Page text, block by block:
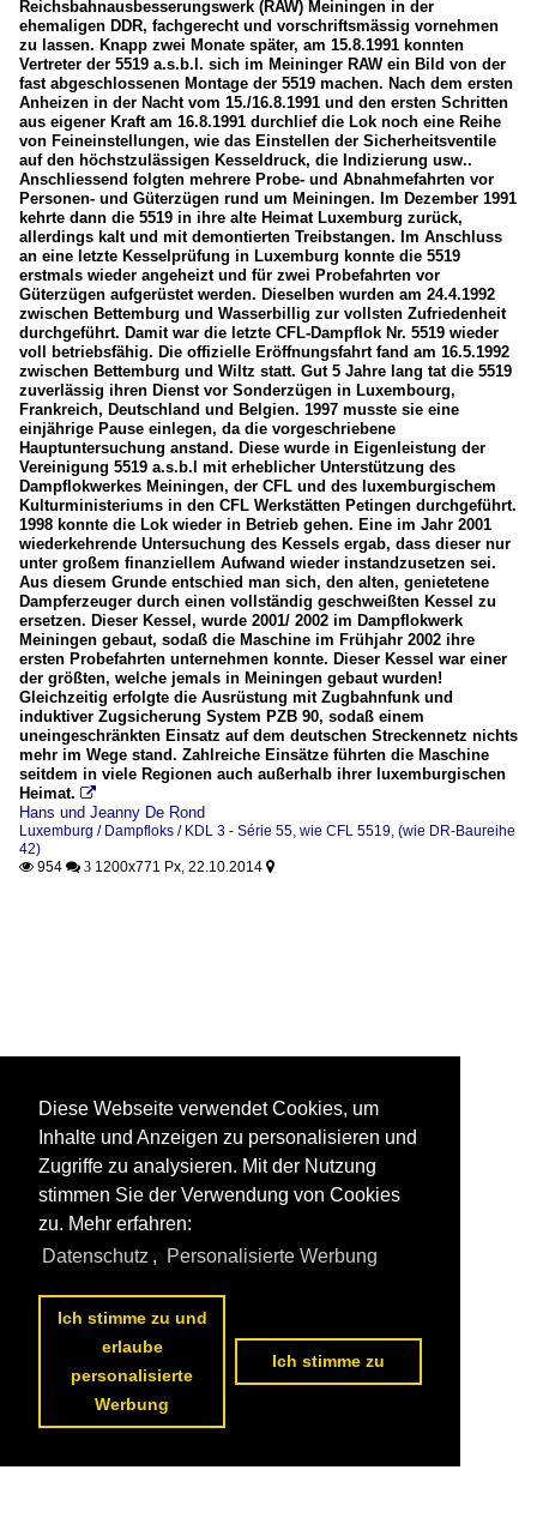
Reichsbahnausbesserungswerk (RAW) Meiningen in der
ehemaligen DDR, fachgerecht und vorschriftsmässig vornehmen
zu lassen. Knapp zwei Monate später, am 15.8.1991 konnten
Vertreter der 5519 a.s.b.l. sich im Meininger RAW ein Bild von der
fast abgeschlossenen Montage der 5519 machen. Nach dem ersten
Anheizen in der Nacht vom 15./16.8.1991 und den ersten Schritten
aus eigener Kraft am 16.8.1991 durchlief die Lok noch eine Reihe
von Feineinstellungen, wie das Einstellen der Sicherheitsventile
auf den höchstzulässigen Kesseldruck, die Indizierung usw..
Anschliessend folgten mehrere Probe- und Abnahmefahrten vor
Personen- und Güterzügen rund um Meiningen. Im Dezember 1991
kehrte dann die 5519 in ihre alte Heimat Luxemburg zurück,
allerdings kalt und mit demontierten Treibstangen. Im Anschluss
an eine letzte Kesselprüfung in Luxemburg konnte die 5519
erstmals wieder angeheizt und für zwei Probefahrten vor
Güterzügen aufgerüstet werden. Dieselben wurden am 24.4.1992
zwischen Bettemburg und Wasserbillig zur vollsten Zufriedenheit
durchgeführt. Damit war die letzte CFL-Dampflok Nr. 5519 wieder
voll betriebsfähig. Die offizielle Eröffnungsfahrt fand am 16.5.1992
zwischen Bettemburg und Wiltz statt. Gut 5 Jahre lang tat die 5519
zuverlässig ihren Dienst vor Sonderzügen in Luxembourg,
Frankreich, Deutschland und Belgien. 1997 musste sie eine
einjährige Pause einlegen, da die vorgeschriebene
Hauptuntersuchung anstand. Diese wurde in Eigenleistung der
Vereinigung 5519 a.s.b.l mit erheblicher Unterstützung des
Dampflokwerkes Meiningen, der CFL und des luxemburgischem
Kulturministeriums in den CFL Werkstätten Petingen durchgeführt.
1998 konnte die Lok wieder in Betrieb gehen. Eine im Jahr 2001
wiederkehrende Untersuchung des Kessels ergab, dass dieser nur
unter großem finanziellem Aufwand wieder instandzusetzen sei.
Aus diesem Grunde entschied man sich, den alten, genietetene
Dampferzeuger durch einen vollständig geschweißten Kessel zu
ersetzen. Dieser Kessel, wurde 2001/ 2002 im Dampflokwerk
Meiningen gebaut, sodaß die Maschine im Frühjahr 2002 ihre
ersten Probefahrten unternehmen konnte. Dieser Kessel war einer
der größten, welche jemals in Meiningen gebaut wurden!
Gleichzeitig erfolgte die Ausrüstung mit Zugbahnfunk und
induktiver Zugsicherung System PZB 90, sodaß einem
uneingeschränkten Einsatz auf dem deutschen Streckennetz nichts
mehr im Wege stand. Zahlreiche Einsätze führten die Maschine
seitdem in viele Regionen auch außerhalb ihrer luxemburgischen
Heimat. 
Hans und Jeanny De Rond
Luxemburg / Dampfloks / KDL 3 - Série 55, wie CFL 5519, (wie DR-Baureihe
42)
 954  3 1200x771 Px, 22.10.2014 
Diese Webseite verwendet Cookies, um
Inhalte und Anzeigen zu personalisieren und
Zugriffe zu analysieren. Mit der Nutzung
stimmen Sie der Verwendung von Cookies
zu. Mehr erfahren:
Datenschutz , Personalisierte Werbung
Ich stimme zu und
erlaube
personalisierte
Werbung
Ich stimme zu